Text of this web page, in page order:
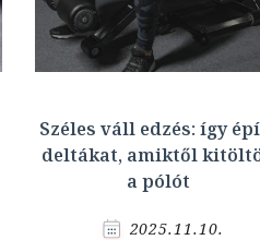
Széles váll edzés: így
deltákat, amiktől
a pólót
2025.11.10.